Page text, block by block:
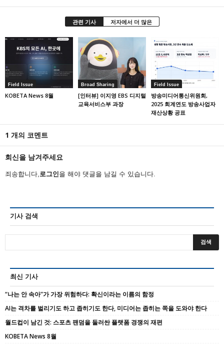
관련 기사 저자에서 더 많은
Field Issue
KOBETA News 8월
Broad Sharing
[인터뷰] 이지영 EBS 디지털
교육서비스부 과장
Field Issue
방송미디어통신위원회,
2025 회계연도 방송사업자
재산상황 공표
1 개의 코멘트
회신을 남겨주세요
죄송합니다, 로그인을 해야 댓글을 남길 수 있습니다.
기사 검색
최신 기사
“나는 안 속아”가 가장 위험하다: 확신이라는 이름의 함정
AI는 격차를 벌리기도 하고 좁히기도 한다, 미디어는 좁히는 쪽을 도와야 한다
월드컵이 남긴 것: 스포츠 팬덤을 둘러싼 플랫폼 경쟁의 재편
KOBETA News 8월